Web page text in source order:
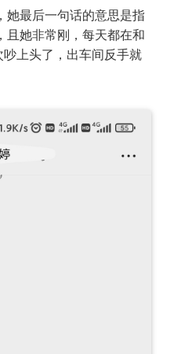
她最后一句话的意思是指
且她非常刚，每天都在和
吵上头了，出车间反手就